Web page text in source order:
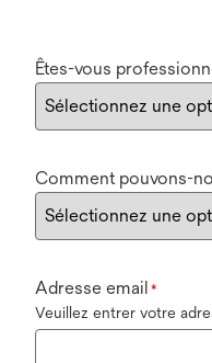
Êtes-vous
Comment pouvons-
Adresse email *
Veuillez entrer votre